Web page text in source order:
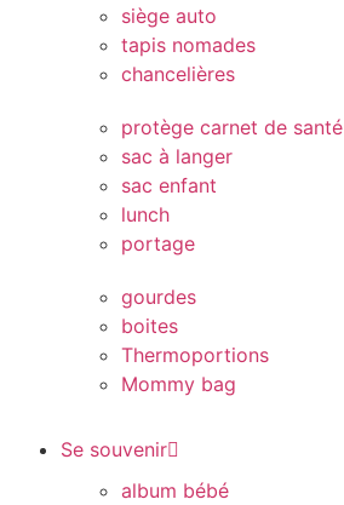
siège auto
tapis nomades
chancelières
protège carnet de santé
sac à langer
sac enfant
lunch
portage
gourdes
boites
Thermoportions
Mommy bag
Se souvenir
album bébé